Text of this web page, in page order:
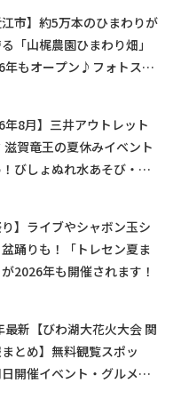
江市】約5万本のひまわりが
「山梶農園ひまわり畑」
年もオープン♪フォトスポ
年8月】三井アウトレット
滋賀竜王の夏休みイベント
びしょぬれ水あそび・激
り】ライブやシャボン玉シ
踊りも！「トレセン夏ま
2026年も開催されます！
最新【びわ湖大花火大会 関
とめ】無料観覧スポッ
日開催イベント・グルメマ